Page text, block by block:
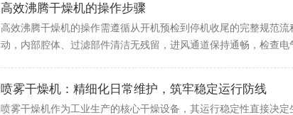
高效沸腾干燥机的操作步骤
高效沸腾干燥机的操作需遵循从开机预检到停机收尾的完整规范
动，内部腔体、过滤部件清洁无残留，进风通道保持通畅，检查电
喷雾干燥机：精细化日常维护，筑牢稳定运行防线
喷雾干燥机作为工业生产的核心干燥设备，其运行稳定性直接决